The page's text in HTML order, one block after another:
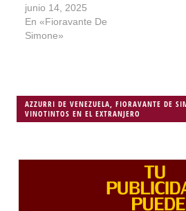
junio 14, 2025
En «Fioravante De
Simone»
AZZURRI DE VENEZUELA FIORAVANTE DE
VINOTINTOS EN EL EXTRANJERO